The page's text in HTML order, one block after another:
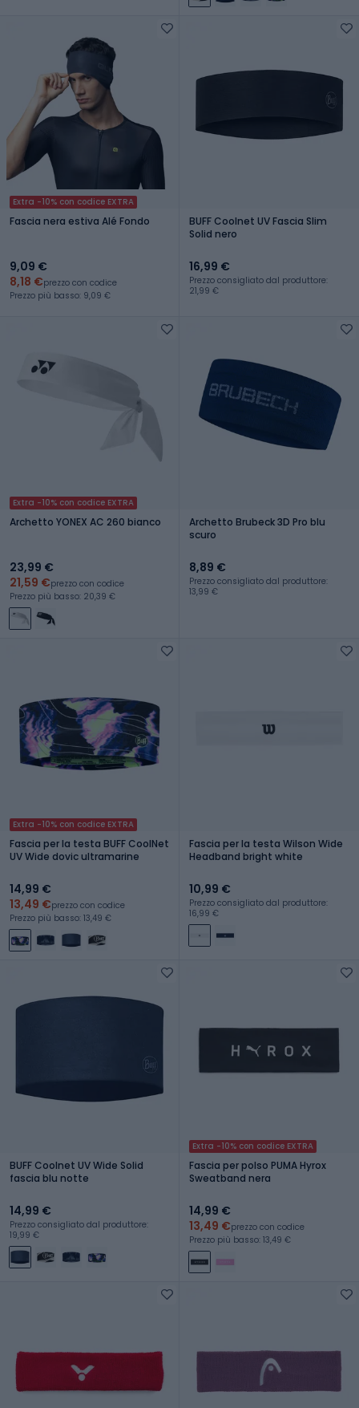
Extra -10% con codice EXTRA
Fascia nera estiva Alé Fondo
9,09 €
8,18 €prezzo con codice
Prezzo più basso: 9,09 €
BUFF Coolnet UV Fascia Slim
Solid nero
16,99 €
Prezzo consigliato dal produttore:
21,99 €
Extra -10% con codice EXTRA
Archetto YONEX AC 260 bianco
23,99 €
21,59 €prezzo con codice
Prezzo più basso: 20,39 €
Archetto Brubeck 3D Pro blu
scuro
8,89 €
Prezzo consigliato dal produttore:
13,99 €
Extra -10% con codice EXTRA
Fascia per la testa BUFF CoolNet
UV Wide dovic ultramarine
14,99 €
13,49 €prezzo con codice
Prezzo più basso: 13,49 €
Fascia per la testa Wilson Wide
Headband bright white
10,99 €
Prezzo consigliato dal produttore:
16,99 €
BUFF Coolnet UV Wide Solid
fascia blu notte
14,99 €
Prezzo consigliato dal produttore:
19,99 €
Extra -10% con codice EXTRA
Fascia per polso PUMA Hyrox
Sweatband nera
14,99 €
13,49 €prezzo con codice
Prezzo più basso: 13,49 €